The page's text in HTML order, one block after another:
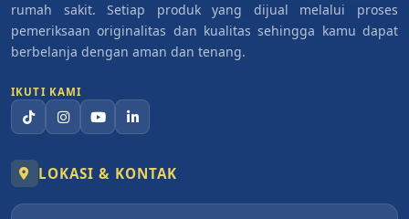
rumah sakit. Setiap produk yang dijual melalui proses
pemeriksaan originalitas dan kualitas sehingga kamu dapat
berbelanja dengan aman dan tenang.
IKUTI KAMI
LOKASI & KONTAK